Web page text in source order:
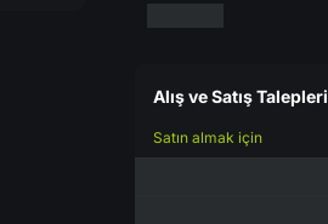
Alış ve Satış Talepleri
Satın almak için